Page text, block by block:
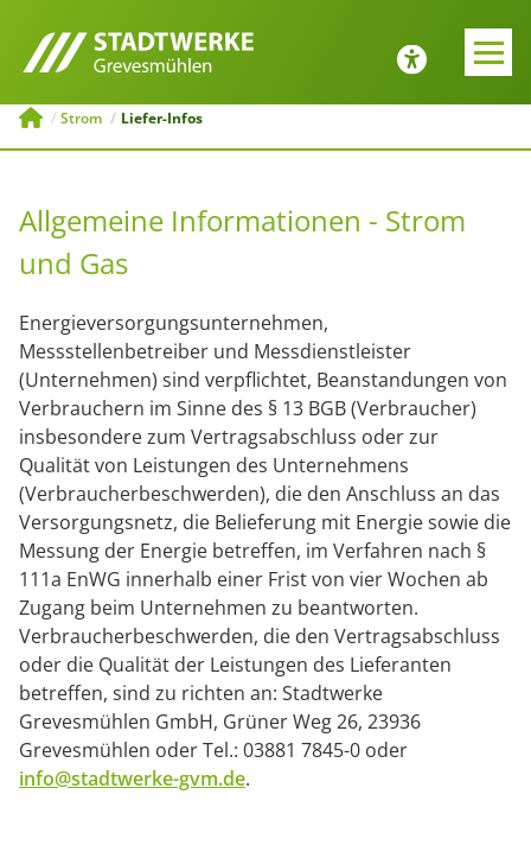
E-MOBILITÄT
Tipps zur Emobilität
Ladesäulenkonfigurator
Öffentliche
Menü schließen
JOBS UND
AUSBILDUNG
Zurück
Menü schließen
Strom Liefer-Infos
Allgemeine Informationen - Strom
und Gas
Energieversorgungsunternehmen,
Messstellenbetreiber und Messdienstleister
(Unternehmen) sind verpflichtet, Beanstandungen von
Verbrauchern im Sinne des § 13 BGB (Verbraucher)
insbesondere zum Vertragsabschluss oder zur
Qualität von Leistungen des Unternehmens
(Verbraucherbeschwerden), die den Anschluss an das
Versorgungsnetz, die Belieferung mit Energie sowie die
Messung der Energie betreffen, im Verfahren nach §
111a EnWG innerhalb einer Frist von vier Wochen ab
Zugang beim Unternehmen zu beantworten.
Verbraucherbeschwerden, die den Vertragsabschluss
oder die Qualität der Leistungen des Lieferanten
betreffen, sind zu richten an: Stadtwerke
Grevesmühlen GmbH, Grüner Weg 26, 23936
Grevesmühlen oder Tel.: 03881 7845-0 oder
info@stadtwerke-gvm.de.